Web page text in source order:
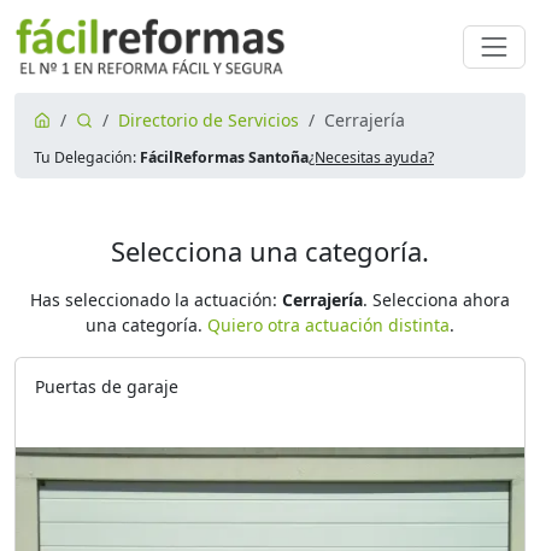
Directorio de Servicios Cerrajería
Tu Delegación: FácilReformas Santoña¿Necesitas ayuda?
Selecciona una categoría.
Has seleccionado la actuación: Cerrajería. Selecciona ahora
una categoría. Quiero otra actuación distinta.
Puertas de garaje